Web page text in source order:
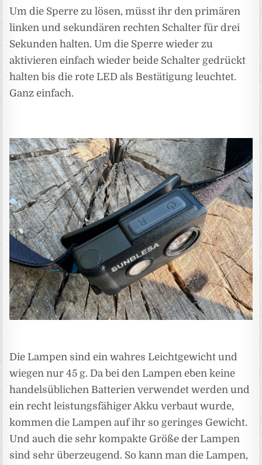
Um die Sperre zu lösen, müsst ihr den primären
linken und sekundären rechten Schalter für drei
Sekunden halten. Um die Sperre wieder zu
aktivieren einfach wieder beide Schalter gedrückt
halten bis die rote LED als Bestätigung leuchtet.
Ganz einfach.
Die Lampen sind ein wahres Leichtgewicht und
wiegen nur 45 g. Da bei den Lampen eben keine
handelsüblichen Batterien verwendet werden und
ein recht leistungsfähiger Akku verbaut wurde,
kommen die Lampen auf ihr so geringes Gewicht.
Und auch die sehr kompakte Größe der Lampen
sind sehr überzeugend. So kann man die Lampen,